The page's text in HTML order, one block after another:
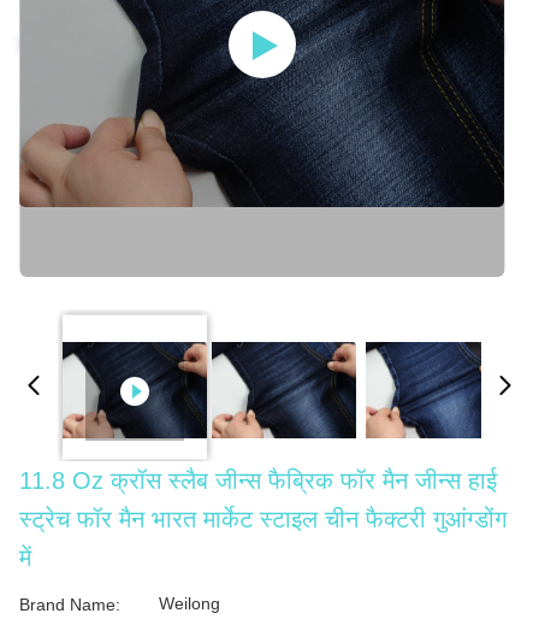
11.8 Oz क्रॉस स्लैब जीन्स फैब्रिक फॉर मैन जीन्स हाई
स्ट्रेच फॉर मैन भारत मार्केट स्टाइल चीन फैक्टरी गुआंग्डोंग
में
Brand Name: Weilong